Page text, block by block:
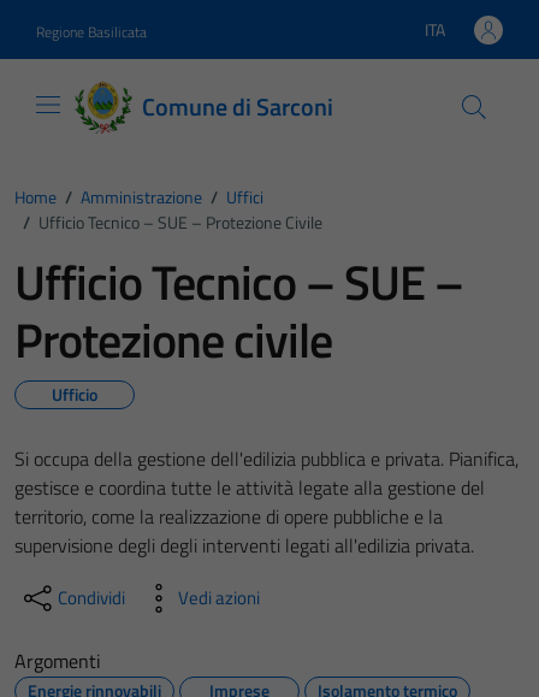
Regione Basilicata Lingua attiva:
ITA
Comune di Sarconi
Home / Amministrazione / Uffici
/ Ufficio Tecnico – SUE – Protezione Civile
Ufficio Tecnico – SUE –
Protezione civile
Ufficio
Si occupa della gestione dell'edilizia pubblica e privata. Pianifica,
gestisce e coordina tutte le attività legate alla gestione del
territorio, come la realizzazione di opere pubbliche e la
supervisione degli degli interventi legati all'edilizia privata.
Condividi Vedi azioni
Argomenti
Energie rinnovabili Imprese
Isolamento termico